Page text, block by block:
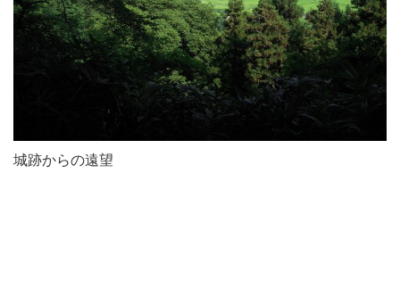
城跡からの遠望